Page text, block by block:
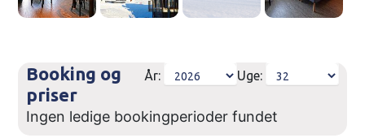
Booking og
priser
År: Uge:
Ingen ledige bookingperioder fundet